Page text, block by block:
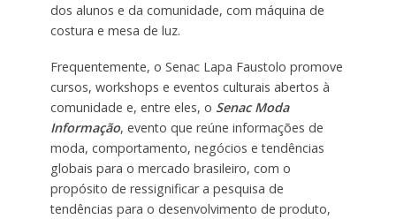
dos alunos e da comunidade, com máquina de
costura e mesa de luz.
Frequentemente, o Senac Lapa Faustolo promove
cursos, workshops e eventos culturais abertos à
comunidade e, entre eles, o Senac Moda
Informação, evento que reúne informações de
moda, comportamento, negócios e tendências
globais para o mercado brasileiro, com o
propósito de ressignificar a pesquisa de
tendências para o desenvolvimento de produto,